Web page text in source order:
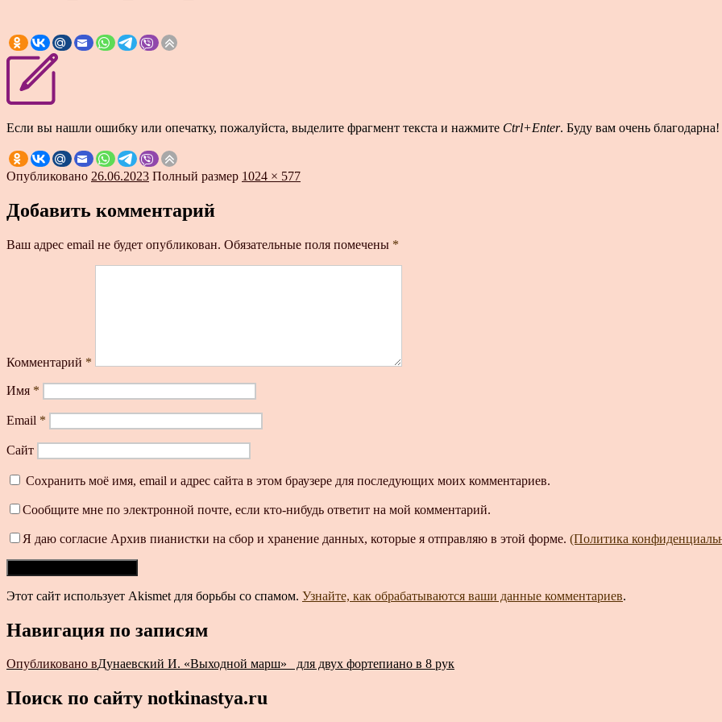
Если вы нашли ошибку или опечатку, пожалуйста, выделите фрагмент текста и нажмите Ctrl+Enter. Буду вам очень благодарна!
Опубликовано 26.06.2023 Полный размер 1024 × 577
Добавить комментарий
Ваш адрес email не будет опубликован. Обязательные поля помечены *
Комментарий *
Имя *
Email *
Сайт
Сохранить моё имя, email и адрес сайта в этом браузере для последующих моих комментариев.
Сообщите мне по электронной почте, если кто-нибудь ответит на мой комментарий.
Я даю согласие Архив пианистки на сбор и хранение данных, которые я отправляю в этой форме. (Политика
Этот сайт использует Akismet для борьбы со спамом. Узнайте, как обрабатываются ваши данные комментариев.
Навигация по записям
Опубликовано вДунаевский И. «Выходной марш»_ для двух фортепиано в 8 рук
Поиск по сайту notkinastya.ru